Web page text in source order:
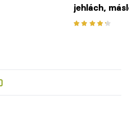
jehlách,
kaše